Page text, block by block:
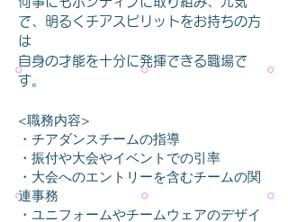
で、明るくチアスピリットをお持ちの方
は
自身の才能を十分に発揮できる職場で
す。
<職務内容>
・チアダンスチームの指導
・振付や大会やイベントでの引率
・大会へのエントリーを含むチームの関
連事務
・ユニフォームやチームウェアのデザイ